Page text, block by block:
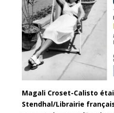
Magali Croset-Calisto
Stendhal/Librairie